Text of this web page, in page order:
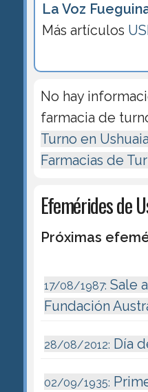
La Voz
Más artículos
No hay
farmacia de
Turno en Ushuaia
Farmacias de
Efemérides de
Próximas
17/08/1987: Sale
Fundación
28/08/2012: Día
02/09/1935: